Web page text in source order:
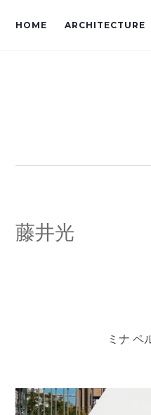
HOME ARCHITECTURE
藤井光
ミナ ペ